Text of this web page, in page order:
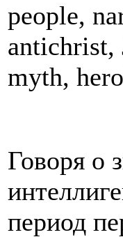
people,
antichrist,
myth,
Говоря о
период